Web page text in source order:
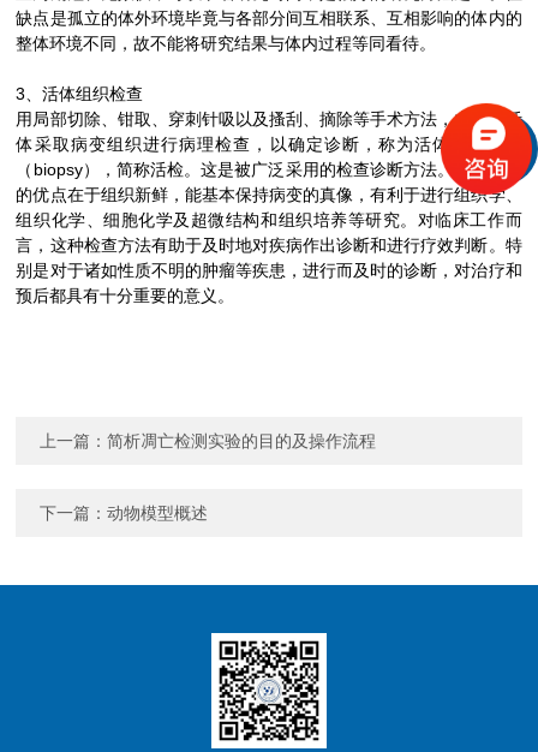
缺点是孤立的体外环境毕竟与各部分间互相联系、互相影响的体内的
整体环境不同，故不能将研究结果与体内过程等同看待。
3、活体组织检查
用局部切除、钳取、穿刺针吸以及搔刮、摘除等手术方法，由患者活
体采取病变组织进行病理检查，以确定诊断，称为活体组织检查
（biopsy），简称活检。这是被广泛采用的检查诊断方法。这种方法
的优点在于组织新鲜，能基本保持病变的真像，有利于进行组织学、
组织化学、细胞化学及超微结构和组织培养等研究。对临床工作而
言，这种检查方法有助于及时地对疾病作出诊断和进行疗效判断。特
别是对于诸如性质不明的肿瘤等疾患，进行而及时的诊断，对治疗和
预后都具有十分重要的意义。
上一篇：简析凋亡检测实验的目的及操作流程
下一篇：动物模型概述